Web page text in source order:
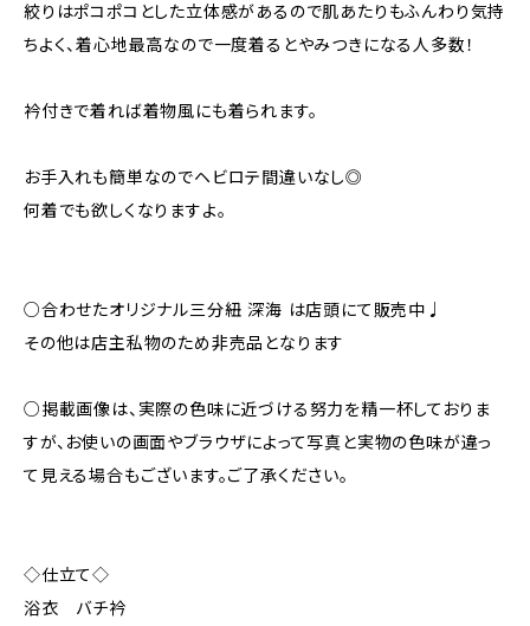
絞りはポコポコとした立体感があるので肌あたりもふんわり気持
ちよく、着心地最高なので一度着るとやみつきになる人多数！
衿付きで着れば着物風にも着られます。
お手入れも簡単なのでヘビロテ間違いなし◎
何着でも欲しくなりますよ。
○合わせたオリジナル三分紐 深海 は店頭にて販売中♩
その他は店主私物のため非売品となります
○掲載画像は、実際の色味に近づける努力を精一杯しておりま
すが、お使いの画面やブラウザによって写真と実物の色味が違っ
て見える場合もございます。ご了承ください。
◇仕立て◇
浴衣 バチ衿